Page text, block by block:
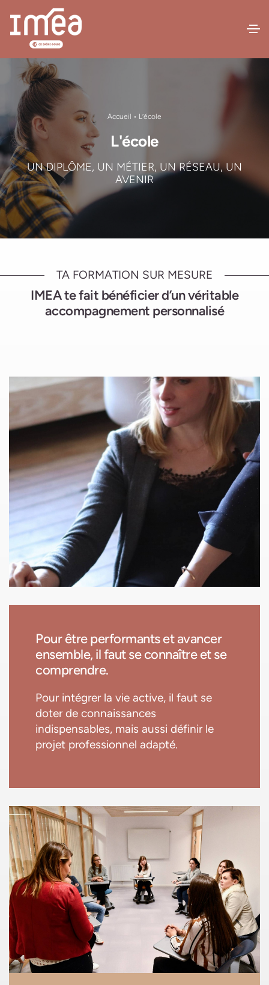
Accueil • L’école
L'école
UN DIPLÔME, UN MÉTIER, UN RÉSEAU, UN
AVENIR
TA FORMATION SUR MESURE
IMEA te fait bénéficier d’un véritable
accompagnement personnalisé
Pour être performants et avancer
ensemble, il faut se connaître et se
comprendre.
Pour intégrer la vie active, il faut se
doter de connaissances
indispensables, mais aussi définir le
projet professionnel adapté.